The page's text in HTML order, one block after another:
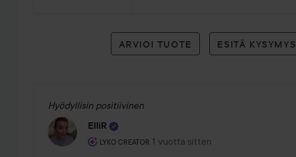
ARVIOI TUOTE ESITÄ KYSYMYS
Hyödyllisin positiivinen
ElliR
LYKO CREATOR
Käyttäjän rooli: Lyko Creator.
1 vuotta sitten
Viesti luotiin 1 vuotta sitten